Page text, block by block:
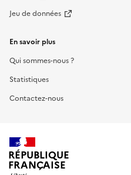
Jeu de données
En savoir plus
Qui sommes-nous ?
Statistiques
Contactez-nous
RÉPUBLIQUE
FRANÇAISE